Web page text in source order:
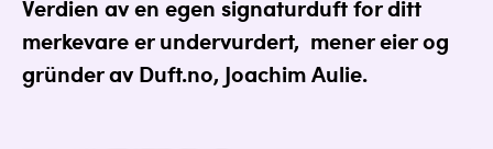
Verdien av en egen signaturduft for ditt
merkevare er undervurdert, mener eier og
gründer av Duft.no, Joachim Aulie.